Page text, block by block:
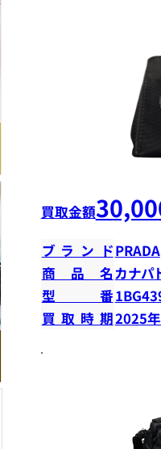
買取金額
ブランドPRADA
商品名 カナパ
型番
買取時期2025